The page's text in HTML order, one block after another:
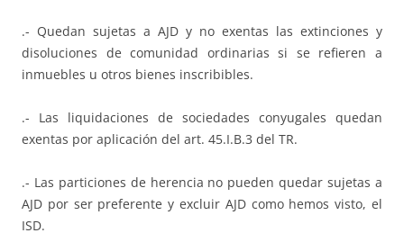
.- Quedan sujetas a AJD y no exentas las extinciones y
disoluciones de comunidad ordinarias si se refieren a
inmuebles u otros bienes inscribibles.
.- Las liquidaciones de sociedades conyugales quedan
exentas por aplicación del art. 45.I.B.3 del TR.
.- Las particiones de herencia no pueden quedar sujetas a
AJD por ser preferente y excluir AJD como hemos visto, el
ISD.